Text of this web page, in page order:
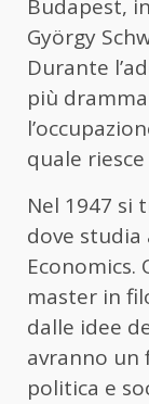
Budapest,
György
Durante
più
quale
Nel 1947 si
dove studia
Economics.
master in
dalle idee
avranno un
politica e